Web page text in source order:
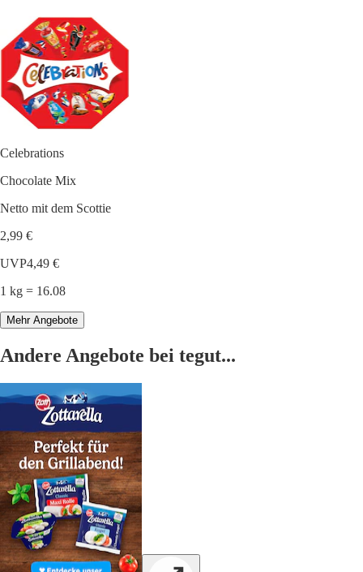
Celebrations
Chocolate Mix
Netto mit dem Scottie
2,99 €
UVP4,49 €
1 kg = 16.08
Mehr Angebote
Andere Angebote bei tegut...